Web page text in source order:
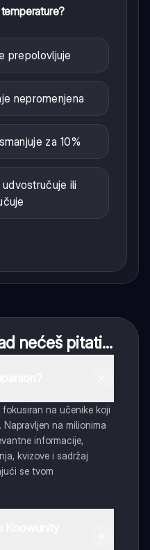
prepolovljuje
nepromenjena
za 10%
ili
nećeš pitati...
na učenike koji
na milionima
informacije,
kvizove i sadržaj
se tvom